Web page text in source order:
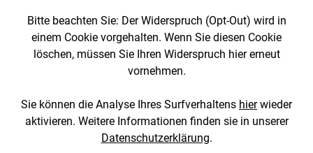
Bitte beachten Sie: Der Widerspruch (Opt-Out) wird in
einem Cookie vorgehalten. Wenn Sie diesen Cookie
löschen, müssen Sie Ihren Widerspruch hier erneut
vornehmen.
Sie können die Analyse Ihres Surfverhaltens hierwieder
aktivieren. Weitere Informationen finden sie in unserer
Datenschutzerklärung.